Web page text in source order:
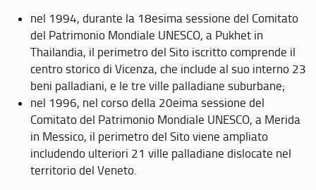
nel 1994, durante la 18esima sessione del Comitato
del Patrimonio Mondiale UNESCO, a Pukhet in
Thailandia, il perimetro del Sito iscritto comprende il
centro storico di Vicenza, che include al suo interno 23
beni palladiani, e le tre ville palladiane suburbane;
nel 1996, nel corso della 20eima sessione del
Comitato del Patrimonio Mondiale UNESCO, a Merida
in Messico, il perimetro del Sito viene ampliato
includendo ulteriori 21 ville palladiane dislocate nel
territorio del Veneto.